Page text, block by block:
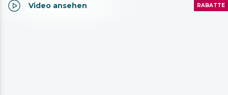
Video ansehen RABATTE